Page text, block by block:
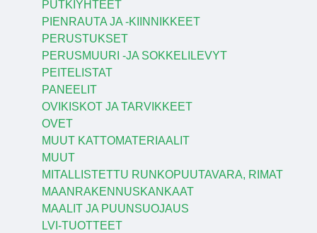
PUTKIYHTEET
PIENRAUTA JA -KIINNIKKEET
PERUSTUKSET
PERUSMUURI -JA SOKKELILEVYT
PEITELISTAT
PANEELIT
OVIKISKOT JA TARVIKKEET
OVET
MUUT KATTOMATERIAALIT
MUUT
MITALLISTETTU RUNKOPUUTAVARA, RIMAT
MAANRAKENNUSKANKAAT
MAALIT JA PUUNSUOJAUS
LVI-TUOTTEET